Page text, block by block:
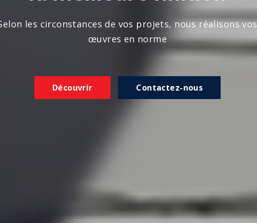
les circonstances de vos projets, nous réalisons vos
œuvres en norme
Découvrir Contactez-nous